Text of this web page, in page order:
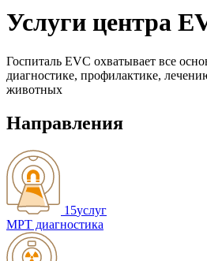
Услуги центра
Госпиталь EVC охватывает все
диагностике, профилактике,
животных
Направления
15услуг
МРТ диагностика